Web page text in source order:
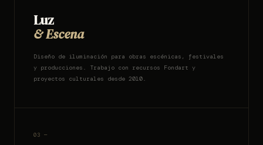
Luz
& Escena
Diseño de iluminación para obras escénicas, festivales
y producciones. Trabajo con recursos Fondart y
proyectos culturales desde 2010.
03 —